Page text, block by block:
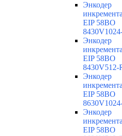
Энкодер
EIP 58BO
Энкодер
EIP 58BO
8430V512-
Энкодер
EIP 58BO
Энкодер
EIP 58BO